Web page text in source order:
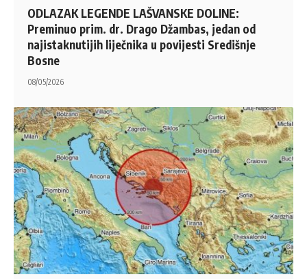
ODLAZAK LEGENDE LAŠVANSKE DOLINE:
Preminuo prim. dr. Drago Džambas, jedan od
najistaknutijih liječnika u povijesti Središnje
Bosne
08/05/2026